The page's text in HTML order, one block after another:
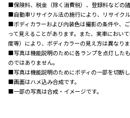
■保険料、税金（除く消費税）、登録料などの諸
■自動車リサイクル法の施行により、リサイク
■ボディカラーおよび内装色は撮影の条件や、
って見えることがあります。また、実車におい
度等）により、ボディカラーの見え方は異なりま
■写真は機能説明のために各ランプを点灯した
のではありません。
■写真は機能説明のためにボディの一部を切断し
■画面はハメ込み合成です。
■一部の写真は合成・イメージです。